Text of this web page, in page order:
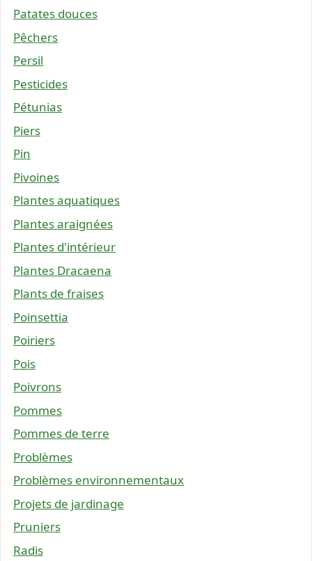
Patates douces
Pêchers
Persil
Pesticides
Pétunias
Piers
Pin
Pivoines
Plantes aquatiques
Plantes araignées
Plantes d'intérieur
Plantes Dracaena
Plants de fraises
Poinsettia
Poiriers
Pois
Poivrons
Pommes
Pommes de terre
Problèmes
Problèmes environnementaux
Projets de jardinage
Pruniers
Radis